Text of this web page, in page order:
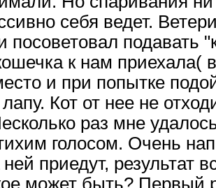
себя ведет.
посоветовал подавать
к нам приехала(
и при попытке
Кот от нее не
раз мне
голосом. Очень
приедут, результат
может быть? Первый